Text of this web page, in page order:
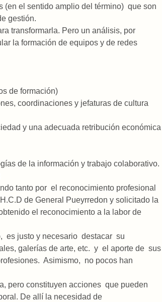
(en el sentido amplio del término) que son
gestión.
transformarla. Pero un análisis, por
la formación de equipos y de redes
de formación)
coordinaciones y jefaturas de cultura
y una adecuada retribución económica
de la información y trabajo colaborativo.
tanto por el reconocimiento profesional
de General Pueyrredon y solicitado la
el reconocimiento a la labor de
es justo y necesario destacar su
galerías de arte, etc. y el aporte de sus
Asimismo, no pocos han
pero constituyen acciones que pueden
De allí la necesidad de